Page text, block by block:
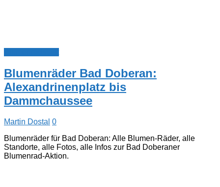
Blumenräder Bad Doberan:
Alexandrinenplatz bis
Dammchaussee
Martin Dostal 0
Blumenräder für Bad Doberan: Alle Blumen-Räder, alle
Standorte, alle Fotos, alle Infos zur Bad Doberaner
Blumenrad-Aktion.